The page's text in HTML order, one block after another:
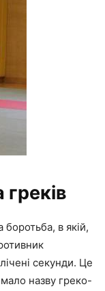
в якій,
секунди. Це
назву греко-